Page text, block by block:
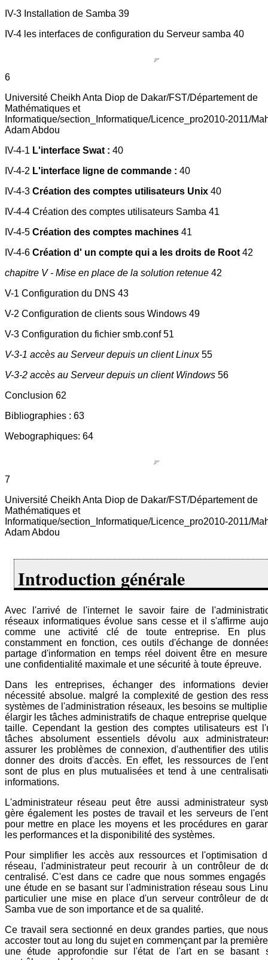
IV-3 Installation de Samba 39
IV-4 les interfaces de configuration du Serveur samba 40
6
Université Cheikh Anta Diop de Dakar/FST/Département de
Mathématiques et
Informatique/section_Informatique/Licence_pro2010-2011/
Adam Abdou
IV-4-1 L'interface Swat : 40
IV-4-2 L'interface ligne de commande : 40
IV-4-3 Création des comptes utilisateurs Unix 40
IV-4-4 Création des comptes utilisateurs Samba 41
IV-4-5 Création des comptes machines 41
IV-4-6 Création d' un compte qui a les droits de Root 42
chapitre V - Mise en place de la solution retenue 42
V-1 Configuration du DNS 43
V-2 Configuration de clients sous Windows 49
V-3 Configuration du fichier smb.conf 51
V-3-1 accès au Serveur depuis un client Linux55
V-3-2 accès au Serveur depuis un client Windows 56
Conclusion 62
Bibliographies : 63
Webographiques: 64
7
Université Cheikh Anta Diop de Dakar/FST/Département de
Mathématiques et
Informatique/section_Informatique/Licence_pro2010-2011/
Adam Abdou
Introduction générale
Avec l'arrivé de l'internet le savoir faire de
réseaux informatiques évolue sans cesse et il s'affirme
comme une activité clé de toute entreprise. En plus
constamment en fonction, ces outils d'échange de
partage d'information en temps réel doivent être en
une confidentialité maximale et une sécurité à toute épreuve.
Dans les entreprises, échanger des informations
nécessité absolue. malgré la complexité de gestion des
systèmes de l'administration réseaux, les besoins se
élargir les tâches administratifs de chaque entreprise
taille. Cependant la gestion des comptes utilisateurs est
tâches absolument essentiels dévolu aux
assurer les problèmes de connexion, d'authentifier des
donner des droits d'accès. En effet, les ressources de
sont de plus en plus mutualisées et tend à une
informations.
L'administrateur réseau peut être aussi administrateur
gère également les postes de travail et les serveurs de
pour mettre en place les moyens et les procédures en
les performances et la disponibilité des systèmes.
Pour simplifier les accès aux ressources et l'optimisation
réseau, l'administrateur peut recourir à un contrôleur de
centralisé. C'est dans ce cadre que nous sommes
une étude en se basant sur l'administration réseau sous
particulier une mise en place d'un serveur contrôleur de
Samba vue de son importance et de sa qualité.
Ce travail sera sectionné en deux grandes parties, que
accoster tout au long du sujet en commençant par la
une étude approfondie sur l'état de l'art en se basant